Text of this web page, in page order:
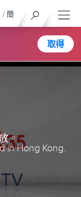
取得
/ 簡
。
in Hong Kong.